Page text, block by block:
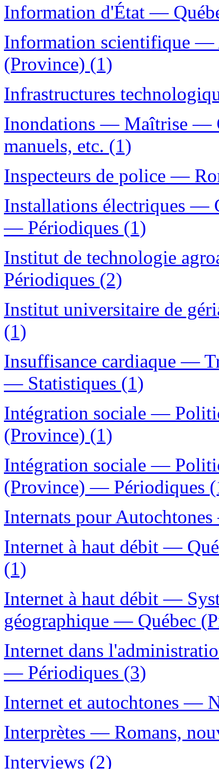
Information d'État —
Information scientifique —
(Province) (1)
Infrastructures
Inondations — Maîtrise —
manuels, etc. (1)
Inspecteurs de police —
Installations électriques —
— Périodiques (1)
Institut de technologie
Périodiques (2)
Institut universitaire de
(1)
Insuffisance cardiaque —
— Statistiques (1)
Intégration sociale —
(Province) (1)
Intégration sociale —
(Province) — Périodiques
Internats pour
Internet à haut débit —
(1)
Internet à haut débit —
géographique — Québec
Internet dans
— Périodiques (3)
Internet et autochtones —
Interprètes — Romans,
Interviews (2)